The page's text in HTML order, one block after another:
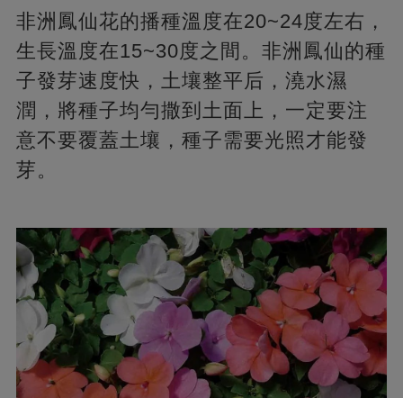
非洲鳳仙花的播種溫度在20~24度左右，
生長溫度在15~30度之間。非洲鳳仙的種
子發芽速度快，土壤整平后，澆水濕
潤，將種子均勻撒到土面上，一定要注
意不要覆蓋土壤，種子需要光照才能發
芽。